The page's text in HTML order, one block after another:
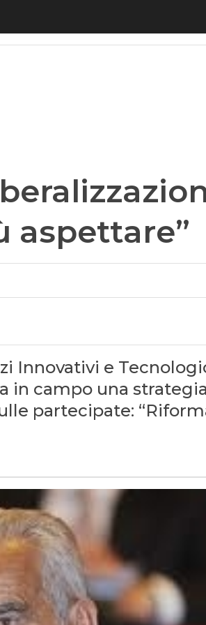
aspettare”
Innovativi e
in campo una
partecipate: